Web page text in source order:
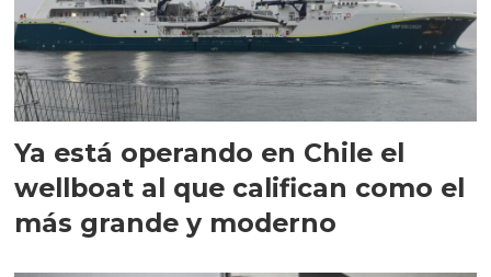
Ya está operando en Chile el
wellboat al que califican como el
más grande y moderno